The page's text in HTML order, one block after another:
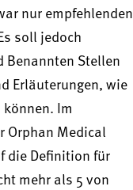
nur empfehlenden
soll jedoch
Benannten Stellen
Erläuterungen, wie
können. Im
Orphan Medical
die Definition für
mehr als 5 von